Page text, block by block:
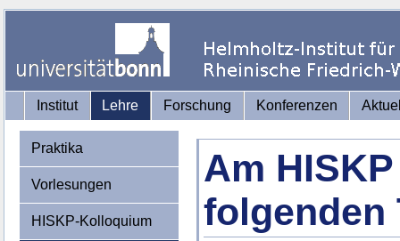
Institut Lehre Forschung Konferenzen
Praktika
Vorlesungen
HISKP-Kolloquium
Am
folgenden